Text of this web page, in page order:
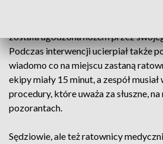
została ugodzona nożem przez
Podczas interwencji ucierpiał także
wiadomo co na miejscu zastaną
ekipy miały 15 minut, a zespół
procedury, które uważa za słuszne,
pozorantach.
Sędziowie, ale też ratownicy